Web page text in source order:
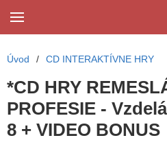
Úvod / CD INTERAKTÍVNE HRY
*CD HRY
PROFESIE -
8 + VIDEO BONUS